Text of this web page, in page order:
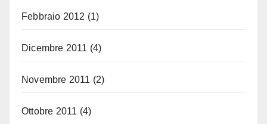
Febbraio 2012 (1)
Dicembre 2011 (4)
Novembre 2011 (2)
Ottobre 2011 (4)